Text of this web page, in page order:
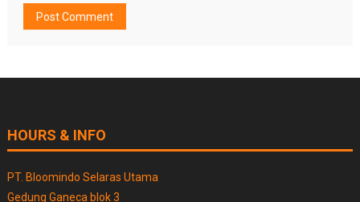
HOURS & INFO
PT. Bloomindo Selaras Utama
Gedung Ganeca blok 3